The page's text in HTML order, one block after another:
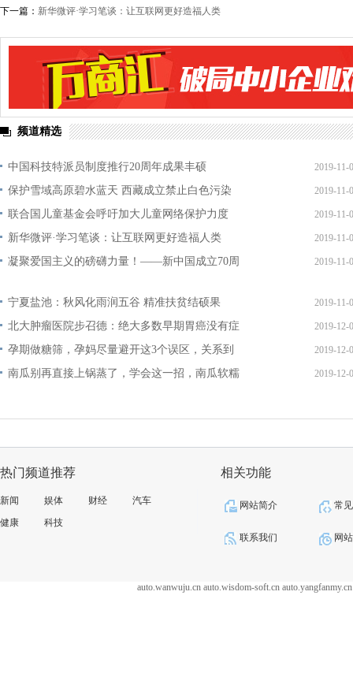
下一篇： 新华微评·学习笔谈：让互联网更好造福人类
频道精选
中国科技特派员制度推行20周年成果丰硕 2019-11-
保护雪域高原碧水蓝天 西藏成立禁止白色污染 2019-11-
联合国儿童基金会呼吁加大儿童网络保护力度 2019-11-
新华微评·学习笔谈：让互联网更好造福人类 2019-11-
凝聚爱国主义的磅礴力量！——新中国成立70周 2019-11-
宁夏盐池：秋风化雨润五谷 精准扶贫结硕果 2019-11-
北大肿瘤医院步召德：绝大多数早期胃癌没有症 2019-12-
孕期做糖筛，孕妈尽量避开这3个误区，关系到 2019-12-
南瓜别再直接上锅蒸了，学会这一招，南瓜软糯 2019-12-
热门频道推荐
新闻 娱体 财经
汽车
健康
科技
相关功能
网站简介 常
联系我们 网
auto.wanwuju.cn auto.wisdom-soft.cn auto.yangfanmy.cn